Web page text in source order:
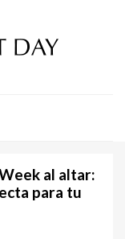
|
CUT DAY.
al altar:
para tu